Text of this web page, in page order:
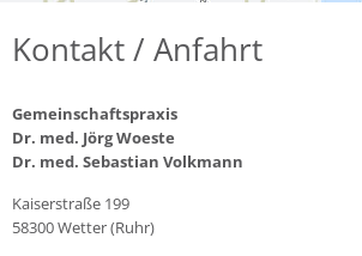
Kontakt / Anfahrt
Gemeinschaftspraxis
Dr. med. Jörg Woeste
Dr. med. Sebastian Volkmann
Kaiserstraße 199
58300 Wetter (Ruhr)